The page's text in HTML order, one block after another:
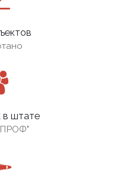
в штате